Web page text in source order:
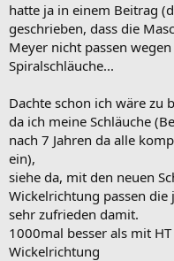
hatte ja in einem Beitrag
geschrieben, dass die
Meyer nicht passen
Spiralschläuche...
Dachte schon ich wäre zu
da ich meine Schläuche
nach 7 Jahren da alle
ein),
siehe da, mit den neuen
Wickelrichtung passen die
sehr zufrieden damit.
1000mal besser als mit
Wickelrichtung